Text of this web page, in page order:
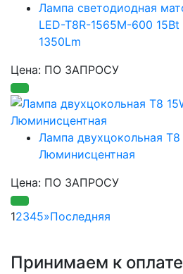
Лампа светодиодная
LED-T8R-1565M-600
1350Lm
Цена: ПО ЗАПРОСУ
Лампа двухцокольная T8
Люминисцентная
Цена: ПО ЗАПРОСУ
12345»Последняя
Принимаем к оплате